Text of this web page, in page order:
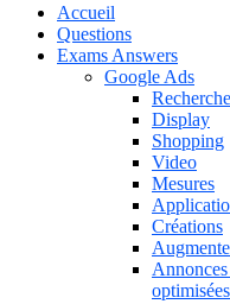
Accueil
Questions
Exams Answers
Google Ads
Recherche
Display
Shopping
Video
Mesures
Créations